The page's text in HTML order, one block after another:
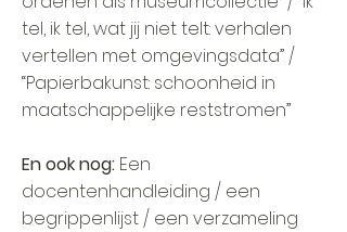
tel, ik tel, wat jij niet telt: verhalen
vertellen met omgevingsdata” /
“Papierbakunst: schoonheid in
maatschappelijke reststromen”
En ook nog: Een
docentenhandleiding / een
begrippenlijst / een verzameling